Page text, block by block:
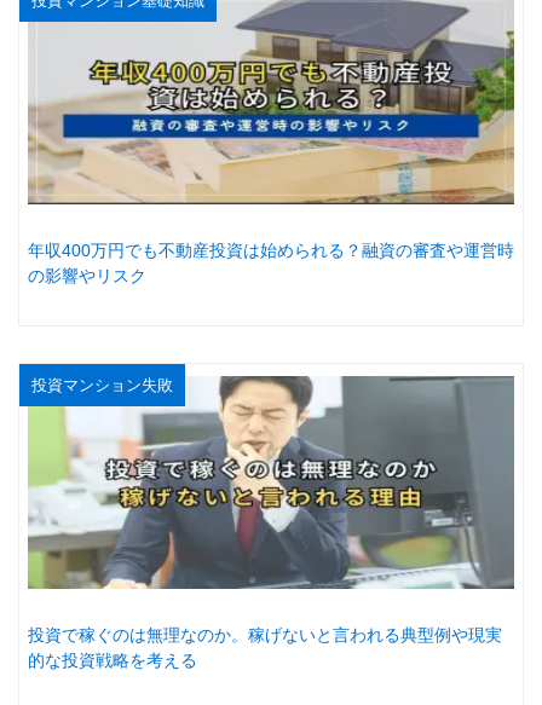
年収400万円でも不動産投資は始められる？融資の審査や運営時
の影響やリスク
投資マンション失敗
投資で稼ぐのは無理なのか。稼げないと言われる典型例や現実
的な投資戦略を考える